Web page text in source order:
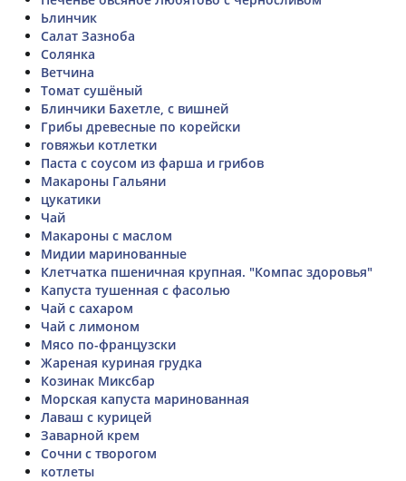
Ьлинчик
Салат Зазноба
Солянка
Ветчина
Томат сушёный
Блинчики Бахетле, с вишней
Грибы древесные по корейски
говяжьи котлетки
Паста с соусом из фарша и грибов
Макароны Гальяни
цукатики
Чай
Макароны с маслом
Мидии маринованные
Клетчатка пшеничная крупная. "Компас здоровья"
Капуста тушенная с фасолью
Чай с сахаром
Чай с лимоном
Мясо по-французски
Жареная куриная грудка
Козинак Миксбар
Морская капуста маринованная
Лаваш с курицей
Заварной крем
Сочни с творогом
котлеты